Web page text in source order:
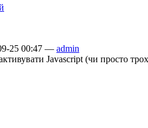
25 00:47 — admin
Javascript (чи просто